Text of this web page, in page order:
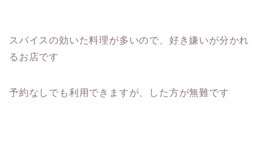
スパイスの効いた料理が多いので、好き嫌いが分かれ
るお店です
予約なしでも利用できますが、した方が無難です